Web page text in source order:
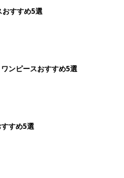
おすすめ5選
ンピースおすすめ5選
すめ5選